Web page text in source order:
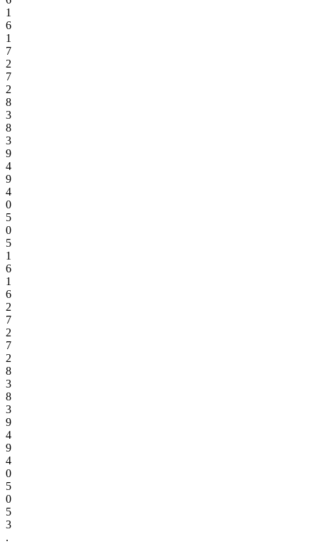
1
6
1
7
2
7
2
8
3
8
3
9
4
9
4
0
5
0
5
1
6
1
6
2
7
2
7
2
8
3
8
3
9
4
9
4
0
5
0
5
3
.